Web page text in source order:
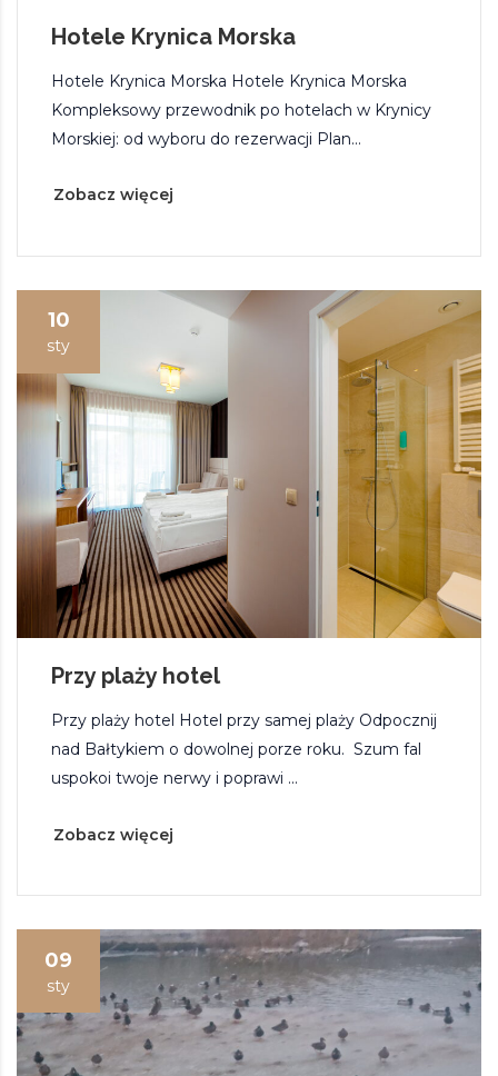
Hotele Krynica Morska
Hotele Krynica Morska Hotele Krynica Morska
Kompleksowy przewodnik po hotelach w Krynicy
Morskiej: od wyboru do rezerwacji Plan...
Zobacz więcej
10
sty
Przy plaży hotel
Przy plaży hotel Hotel przy samej plaży Odpocznij
nad Bałtykiem o dowolnej porze roku. Szum fal
uspokoi twoje nerwy i poprawi ...
Zobacz więcej
09
sty